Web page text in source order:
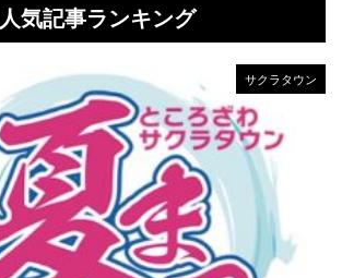
人気記事ランキング
サクラタウン